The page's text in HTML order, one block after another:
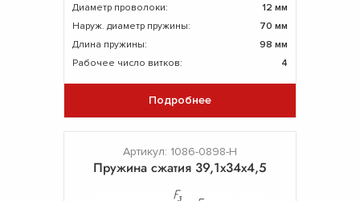
Диаметр проволоки:
12 мм
Наруж. диаметр пружины:
70 мм
Длина пружины:
98 мм
Рабочее число витков:
4
Подробнее
Артикул: 1086-0898-Н
Пружина сжатия 39,1х34х4,5